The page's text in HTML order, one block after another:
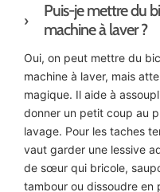
Puis-je mettre du
machine à laver ?
Oui, on peut mettre du
machine à laver, mais
magique. Il aide à
donner un petit coup au
lavage. Pour les taches
vaut garder une lessive
de sœur qui bricole,
tambour ou dissoudre